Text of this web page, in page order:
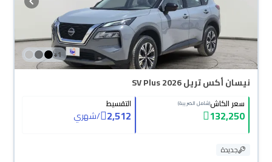
1
+
نيسان أكس تريل SV Plus 2026
سعر الكاش(شامل الضريبة)
132,250
التقسيط
2,512
/شهري
جديدة